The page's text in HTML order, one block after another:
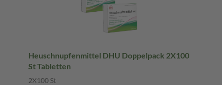
Heuschnupfenmittel DHU Doppelpack 2X100
St Tabletten
2X100 St